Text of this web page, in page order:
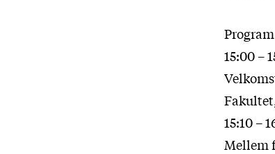
Program
15:00 –
15:10 –
Mellem